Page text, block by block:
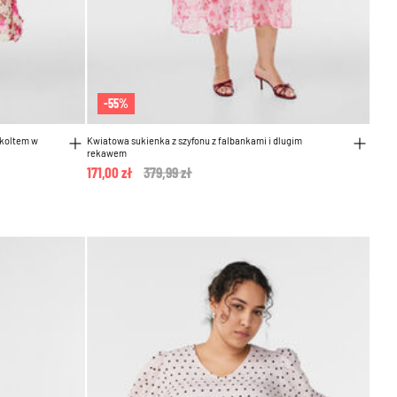
w
-55%
Kwiatowa sukienka z szyfonu z falbankami i dlugim
rekawem
Price reduced from
379,99 zł
171,00 zł